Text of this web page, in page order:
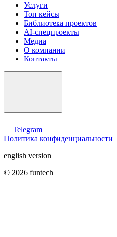
Услуги
Топ кейсы
Библиотека проектов
AI-спецпроекты
Медиа
О компании
Контакты
Telegram
Политика конфиденциальности
english version
© 2026 funtech